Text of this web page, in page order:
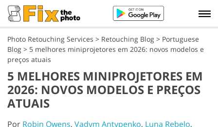
Photo Retouching Services > Retouching Blog > Portuguese
Blog > 5 melhores miniprojetores em 2026: novos modelos e
preços atuais
5 MELHORES MINIPROJETORES EM
2026: NOVOS MODELOS E PREÇOS
ATUAIS
Por Robin Owens, Vadym Antypenko, Luna Rebelo,